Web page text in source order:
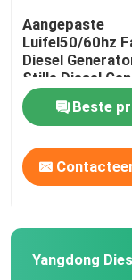
Aangepaste
Luifel50/60hz
Diesel
Stille Diesel
Beste
Yangdong